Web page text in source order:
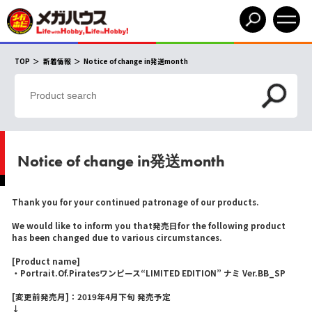
TOP 新着情報 Notice of change in発送month
Notice of change in発送month
Thank you for your continued patronage of our products.
We would like to inform you that発売日for the following product
has been changed due to various circumstances.
[Product name]
・Portrait.Of.Piratesワンピース“LIMITED EDITION” ナミ Ver.BB_SP
[変更前発売月]：2019年4月下旬 発売予定
↓